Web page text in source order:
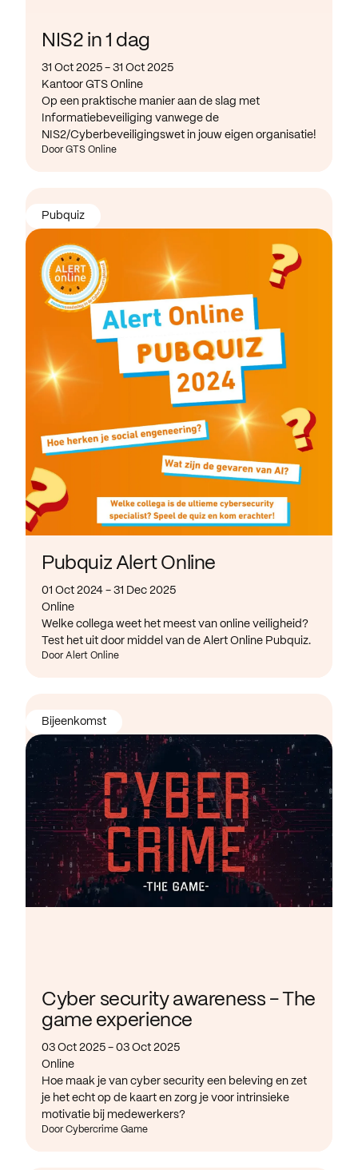
NIS2 in 1 dag
31 Oct 2025 - 31 Oct 2025
Kantoor GTS Online
Op een praktische manier aan de slag met
Informatiebeveiliging vanwege de
NIS2/Cyberbeveiligingswet in jouw eigen organisatie!
Door GTS Online
Pubquiz Alert Online
01 Oct 2024 - 31 Dec 2025
Online
Welke collega weet het meest van online veiligheid?
Test het uit door middel van de Alert Online Pubquiz.
Door Alert Online
Pubquiz
Cyber security awareness - The
game experience
03 Oct 2025 - 03 Oct 2025
Online
Hoe maak je van cyber security een beleving en zet
je het echt op de kaart en zorg je voor intrinsieke
motivatie bij medewerkers?
Door Cybercrime Game
Bijeenkomst